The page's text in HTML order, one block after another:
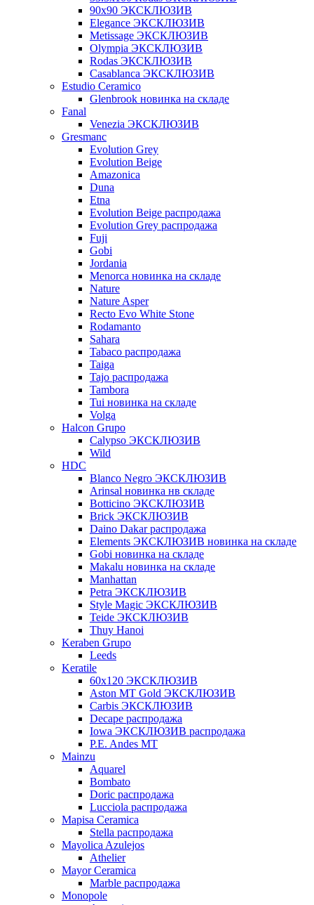
90x90 ЭКСКЛЮЗИВ
Elegance ЭКСКЛЮЗИВ
Metissage ЭКСКЛЮЗИВ
Olympia ЭКСКЛЮЗИВ
Rodas ЭКСКЛЮЗИВ
Сasablanca ЭКСКЛЮЗИВ
Estudio Ceramico
Glenbrook новинка на складе
Fanal
Venezia ЭКСКЛЮЗИВ
Gresmanc
Evolution Grey
Evolution Beige
Amazonica
Duna
Etna
Evolution Beige распродажа
Evolution Grey распродажа
Fuji
Gobi
Jordania
Menorca новинка на складе
Nature
Nature Asper
Recto Evo White Stone
Rodamanto
Sahara
Tabaco распродажа
Taiga
Tajo распродажа
Tambora
Tui новинка на складе
Volga
Halcon Grupo
Calypso ЭКСКЛЮЗИВ
Wild
HDC
Blanco Negro ЭКСКЛЮЗИВ
Arinsal новинка нв складе
Botticino ЭКСКЛЮЗИВ
Brick ЭКСКЛЮЗИВ
Daino Dakar распродажа
Elements ЭКСКЛЮЗИВ новинка на складе
Gobi новинка на складе
Makalu новинка на складе
Manhattan
Petra ЭКСКЛЮЗИВ
Style Magic ЭКСКЛЮЗИВ
Teide ЭКСКЛЮЗИВ
Thuy Hanoi
Keraben Grupo
Leeds
Keratile
60х120 ЭКСКЛЮЗИВ
Aston MT Gold ЭКСКЛЮЗИВ
Carbis ЭКСКЛЮЗИВ
Decape распродажа
Iowa ЭКСКЛЮЗИВ распродажа
P.E. Andes MT
Mainzu
Aquarel
Bombato
Doric распродажа
Lucciola распродажа
Mapisa Ceramica
Stella распродажа
Mayolica Azulejos
Athelier
Mayor Ceramica
Marble распродажа
Monopole